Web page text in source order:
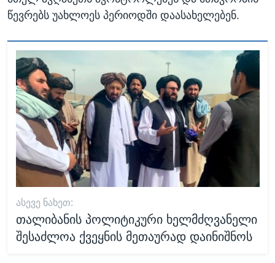
წევრებს უახლოეს პერიოდში დაასახელებენ.
ᲐᲡᲔᲕᲔ ᲜᲐᲮᲔᲗ:
თალიბანის პოლიტიკური ხელმძღვანელი
შესაძლოა ქვეყნის მეთაურად დაინიშნოს